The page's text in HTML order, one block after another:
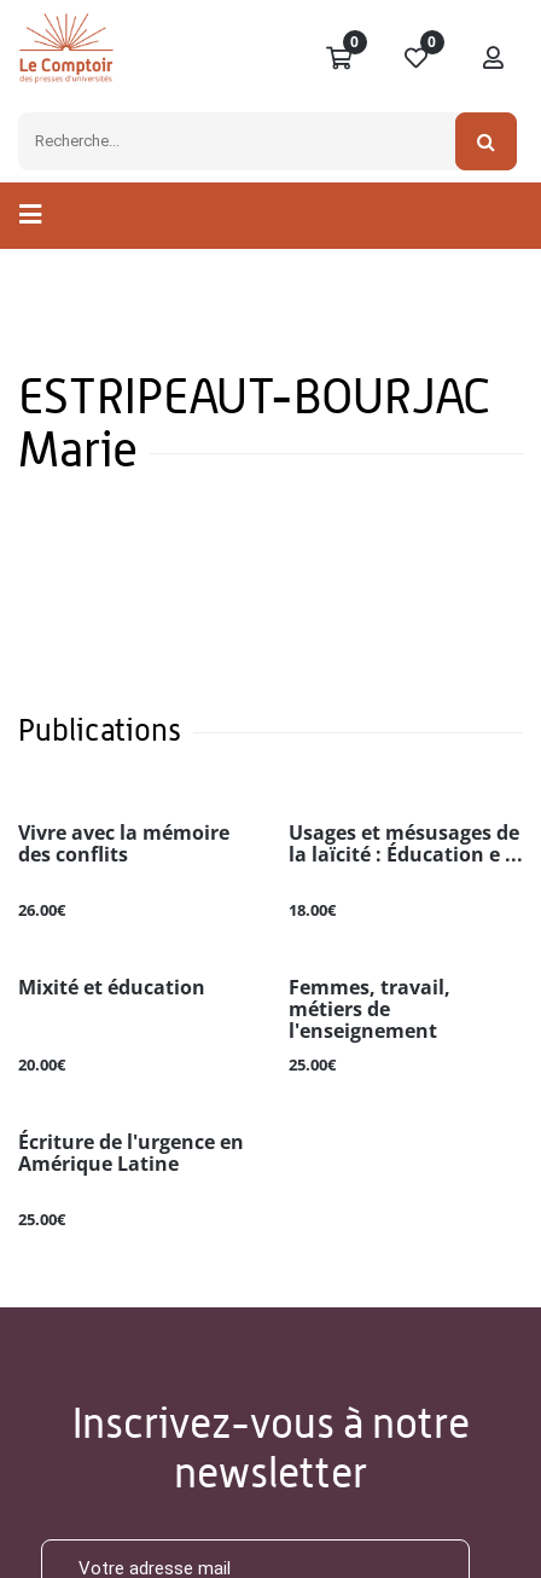
0 0
ESTRIPEAUT-BOURJAC
Marie
Publications
Vivre avec la mémoire
des conflits
26.00€
Usages et mésusages de
la laïcité : Éducation e ...
18.00€
Mixité et éducation
20.00€
Femmes, travail,
métiers de
l'enseignement
25.00€
Écriture de l'urgence en
Amérique Latine
25.00€
Inscrivez-vous à notre
newsletter